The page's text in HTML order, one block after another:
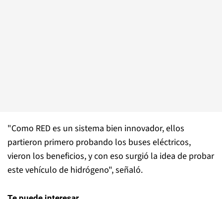
"Como RED es un sistema bien innovador, ellos
partieron primero probando los buses eléctricos,
vieron los beneficios, y con eso surgió la idea de probar
este vehículo de hidrógeno", señaló.